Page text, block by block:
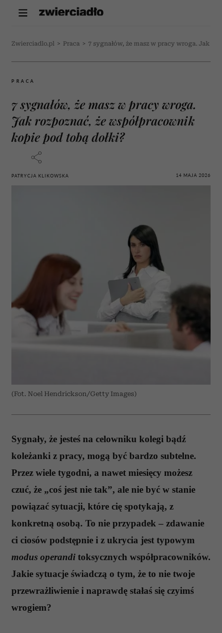
Zwierciadlo.pl > Praca > 7 sygnałów, że masz w pracy wroga. Jak
PRACA
7 sygnałów, że masz w pracy wroga.
Jak rozpoznać, że współpracownik
kopie pod tobą dołki?
PATRYCJA KLIKOWSKA 14 MAJA 2026
(Fot. Noel Hendrickson/Getty Images)
Sygnały, że jesteś na celowniku kolegi bądź
koleżanki z pracy, mogą być bardzo subtelne.
Przez wiele tygodni, a nawet miesięcy możesz
czuć, że „coś jest nie tak”, ale nie być w stanie
powiązać sytuacji, które cię spotykają, z
konkretną osobą. To nie przypadek – zdawanie
ci ciosów podstępnie i z ukrycia jest typowym
modus operandi toksycznych współpracowników.
Jakie sytuacje świadczą o tym, że to nie twoje
przewrażliwienie i naprawdę stałaś się czyimś
wrogiem?